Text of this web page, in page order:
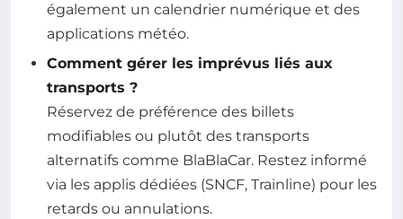
également un calendrier numérique et des
applications météo.
Comment gérer les imprévus liés aux
transports ?
Réservez de préférence des billets
modifiables ou plutôt des transports
alternatifs comme BlaBlaCar. Restez informé
via les applis dédiées (SNCF, Trainline) pour les
retards ou annulations.